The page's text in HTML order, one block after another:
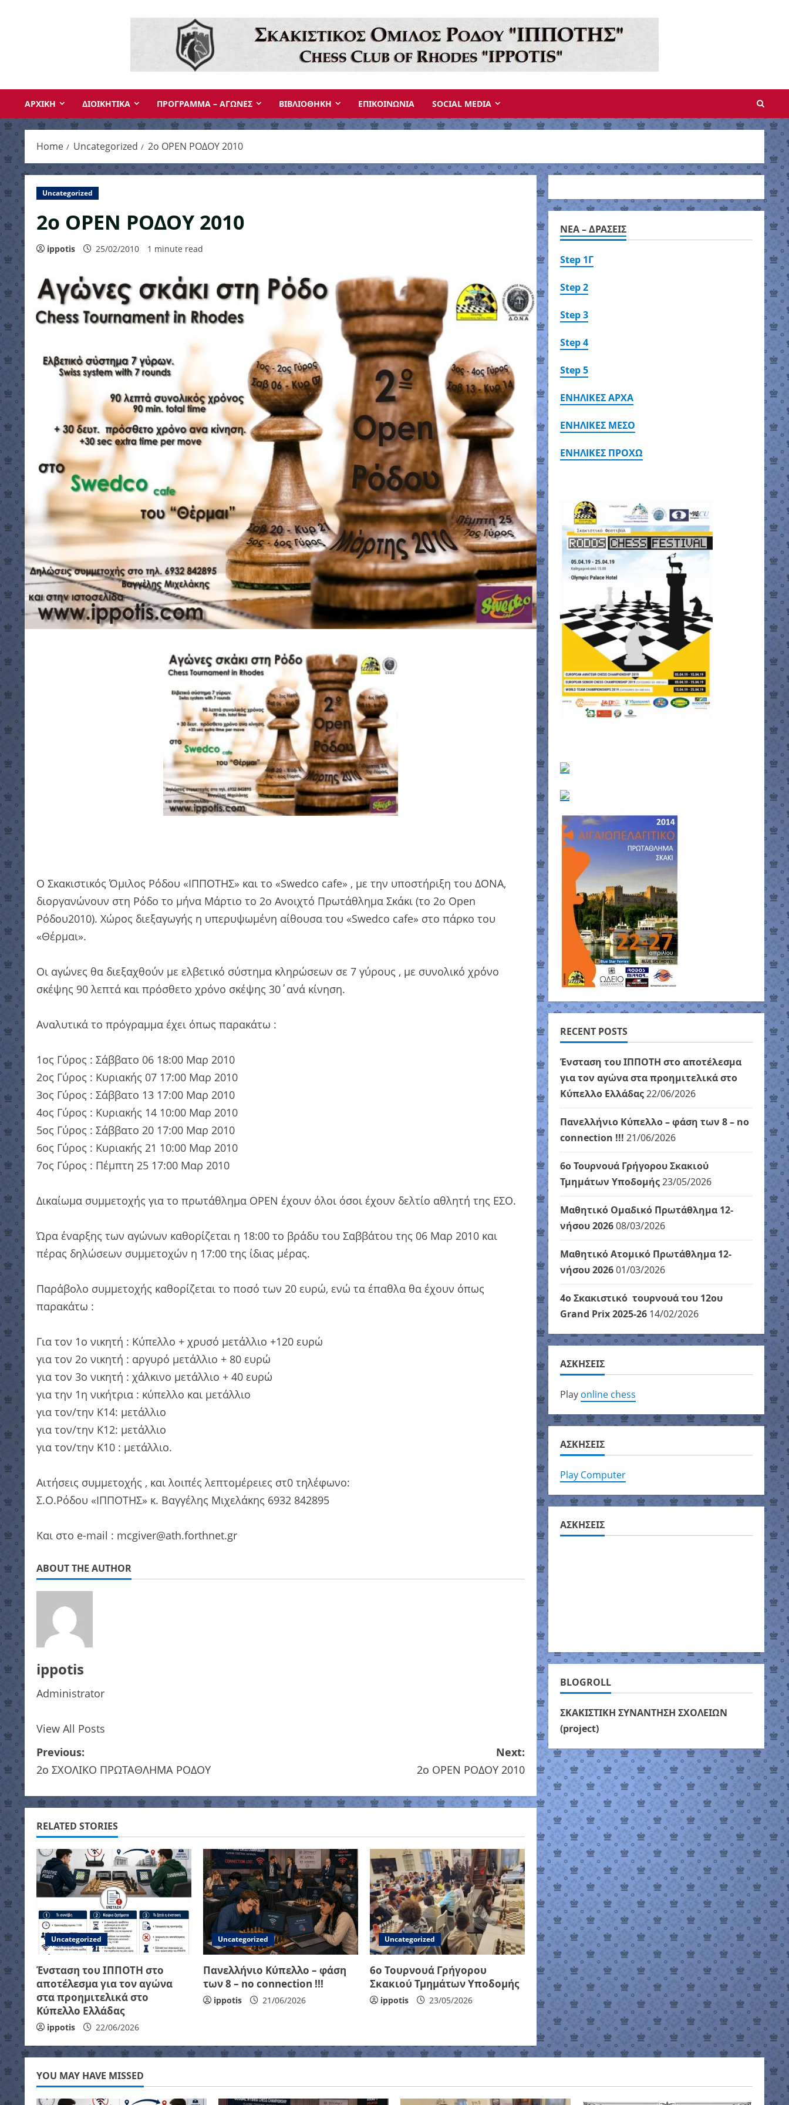
ΑΡΧΙΚΗ ΔΙΟΙΚΗΤΙΚΑ ΠΡΟΓΡΑΜΜΑ – ΑΓΩΝΕΣ ΒΙΒΛΙΟΘΗΚΗ ΕΠΙΚΟΙΝΩΝΙΑ SOCIAL MEDIA
Home Uncategorized 2o OPEN ΡΟΔΟΥ 2010
Uncategorized
2o OPEN ΡΟΔΟΥ 2010
ippotis 25/02/2010 1 minute read
Ο Σκακιστικός Όμιλος Ρόδου «ΙΠΠΟΤΗΣ» και το «Swedco cafe» , με την υποστήριξη του ΔΟΝΑ,
διοργανώνουν στη Ρόδο το μήνα Μάρτιο το 2ο Ανοιχτό Πρωτάθλημα Σκάκι (το 2ο Open
Ρόδου2010). Χώρος διεξαγωγής η υπερυψωμένη αίθουσα του «Swedco cafe» στο πάρκο του
«Θέρμαι».
Οι αγώνες θα διεξαχθούν με ελβετικό σύστημα κληρώσεων σε 7 γύρους , με συνολικό χρόνο
σκέψης 90 λεπτά και πρόσθετο χρόνο σκέψης 30΄ανά κίνηση.
Αναλυτικά το πρόγραμμα έχει όπως παρακάτω :
1ος Γύρος : Σάββατο 06 18:00 Μαρ 2010
2ος Γύρος : Κυριακής 07 17:00 Μαρ 2010
3ος Γύρος : Σάββατο 13 17:00 Μαρ 2010
4ος Γύρος : Κυριακής 14 10:00 Μαρ 2010
5ος Γύρος : Σάββατο 20 17:00 Μαρ 2010
6ος Γύρος : Κυριακής 21 10:00 Μαρ 2010
7ος Γύρος : Πέμπτη 25 17:00 Μαρ 2010
Δικαίωμα συμμετοχής για το πρωτάθλημα OPEN έχουν όλοι όσοι έχουν δελτίο αθλητή της ΕΣΟ.
Ώρα έναρξης των αγώνων καθορίζεται η 18:00 το βράδυ του Σαββάτου της 06 Μαρ 2010 και
πέρας δηλώσεων συμμετοχών η 17:00 της ίδιας μέρας.
Παράβολο συμμετοχής καθορίζεται το ποσό των 20 ευρώ, ενώ τα έπαθλα θα έχουν όπως
παρακάτω :
Για τον 1ο νικητή : Κύπελλο + χρυσό μετάλλιο +120 ευρώ
για τον 2ο νικητή : αργυρό μετάλλιο + 80 ευρώ
για τον 3ο νικητή : χάλκινο μετάλλιο + 40 ευρώ
για την 1η νικήτρια : κύπελλο και μετάλλιο
για τον/την Κ14: μετάλλιο
για τον/την Κ12: μετάλλιο
για τον/την Κ10 : μετάλλιο.
Αιτήσεις συμμετοχής , και λοιπές λεπτομέρειες στ0 τηλέφωνο:
Σ.Ο.Ρόδου «ΙΠΠΟΤΗΣ» κ. Βαγγέλης Μιχελάκης 6932 842895
Και στο e-mail : mcgiver@ath.forthnet.gr
ABOUT THE AUTHOR
ippotis
Administrator
View All Posts
P
o
s
t
n
a
v
i
g
a
t
i
o
n
Previous:
2o ΣΧΟΛΙΚΟ ΠΡΩΤΑΘΛΗΜΑ ΡΟΔΟΥ
Next:
2o OPEN ΡΟΔΟΥ 2010
RELATED STORIES
Uncategorized
Ένσταση του ΙΠΠΟΤΗ στο
αποτέλεσμα για τον αγώνα
στα προημιτελικά στο
Κύπελλο Ελλάδας
ippotis 22/06/2026
Uncategorized
Πανελλήνιο Κύπελλο – φάση
των 8 – no connection !!!
ippotis 21/06/2026
Uncategorized
6ο Τουρνουά Γρήγορου
Σκακιού Τμημάτων Υποδομής
ippotis 23/05/2026
NEA – ΔΡΑΣΕΙΣ
Step 1Γ
Step 2
Step 3
Step 4
Step 5
ΕΝΗΛΙΚΕΣ ΑΡΧΑ
ΕΝΗΛΙΚΕΣ ΜΕΣΟ
ΕΝΗΛΙΚΕΣ ΠΡΟΧΩ
RECENT POSTS
Ένσταση του ΙΠΠΟΤΗ στο αποτέλεσμα
για τον αγώνα στα προημιτελικά στο
Κύπελλο Ελλάδας22/06/2026
Πανελλήνιο Κύπελλο – φάση των 8 – no
connection !!! 21/06/2026
6ο Τουρνουά Γρήγορου Σκακιού
Τμημάτων Υποδομής23/05/2026
Μαθητικό Ομαδικό Πρωτάθλημα 12-
νήσου 202608/03/2026
Μαθητικό Ατομικό Πρωτάθλημα 12-
νήσου 202601/03/2026
4ο Σκακιστικό τουρνουά του 12ου
Grand Prix 2025-26 14/02/2026
ΑΣΚΗΣΕΙΣ
Play online chess
ΑΣΚΗΣΕΙΣ
Play Computer
ΑΣΚΗΣΕΙΣ
BLOGROLL
ΣΚΑΚΙΣΤΙΚΗ ΣΥΝΑΝΤΗΣΗ ΣΧΟΛΕΙΩΝ
(project)
YOU MAY HAVE MISSED